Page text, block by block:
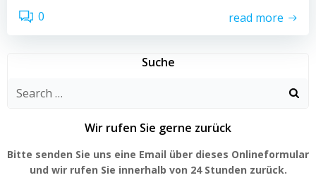
0 read more
Suche
Search
Wir rufen Sie gerne zurück
Bitte senden Sie uns eine Email über dieses Onlineformular
und wir rufen Sie innerhalb von 24 Stunden zurück.